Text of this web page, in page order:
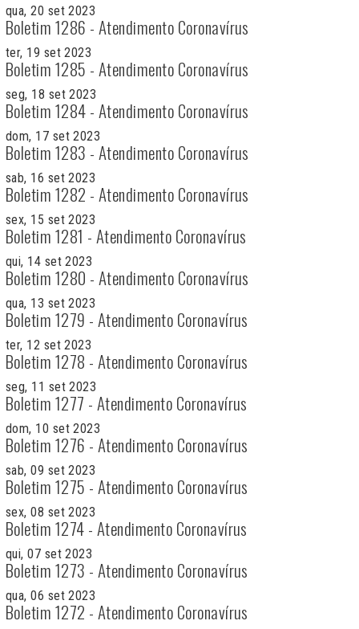
qua, 20 set 2023
Boletim 1286 - Atendimento Coronavírus
ter, 19 set 2023
Boletim 1285 - Atendimento Coronavírus
seg, 18 set 2023
Boletim 1284 - Atendimento Coronavírus
dom, 17 set 2023
Boletim 1283 - Atendimento Coronavírus
sab, 16 set 2023
Boletim 1282 - Atendimento Coronavírus
sex, 15 set 2023
Boletim 1281 - Atendimento Coronavírus
qui, 14 set 2023
Boletim 1280 - Atendimento Coronavírus
qua, 13 set 2023
Boletim 1279 - Atendimento Coronavírus
ter, 12 set 2023
Boletim 1278 - Atendimento Coronavírus
seg, 11 set 2023
Boletim 1277 - Atendimento Coronavírus
dom, 10 set 2023
Boletim 1276 - Atendimento Coronavírus
sab, 09 set 2023
Boletim 1275 - Atendimento Coronavírus
sex, 08 set 2023
Boletim 1274 - Atendimento Coronavírus
qui, 07 set 2023
Boletim 1273 - Atendimento Coronavírus
qua, 06 set 2023
Boletim 1272 - Atendimento Coronavírus